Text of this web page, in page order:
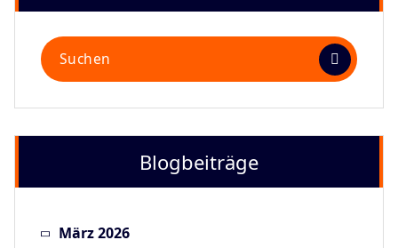
Suchen
nach:
Blogbeiträge
März 2026